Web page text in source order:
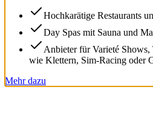
Hochkarätige Restaurants
Day Spas mit Sauna und
Anbieter für Varieté
wie Klettern, Sim-Racing oder
Mehr dazu